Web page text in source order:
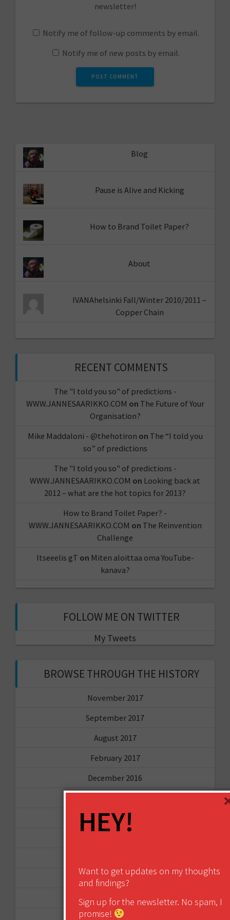
newsletter!
Notify me of follow-up comments by email.
Notify me of new posts by email.
Blog
Pause is Alive and Kicking
How to Brand Toilet Paper?
About
IVANAhelsinki Fall/Winter 2010/2011 –
Copper Chain
RECENT COMMENTS
The "I told you so" of predictions -
WWW.JANNESAARIKKO.COM on The Future of Your
Organisation?
Mike Maddaloni - @thehotiron on The “I told you
so” of predictions
The "I told you so" of predictions -
WWW.JANNESAARIKKO.COM on Looking back at
2012 – what are the hot topics for 2013?
How to Brand Toilet Paper? -
WWW.JANNESAARIKKO.COM on The Reinvention
Challenge
Itseeelis gT on Miten aloittaa oma YouTube-
kanava?
FOLLOW ME ON TWITTER
My Tweets
BROWSE THROUGH THE HISTORY
November 2017
September 2017
August 2017
February 2017
December 2016
October 2016
April 2016
March 2016
HEY!
Want to get updates on my thoughts
and findings?
Sign up for the newsletter. No spam, I
promise!